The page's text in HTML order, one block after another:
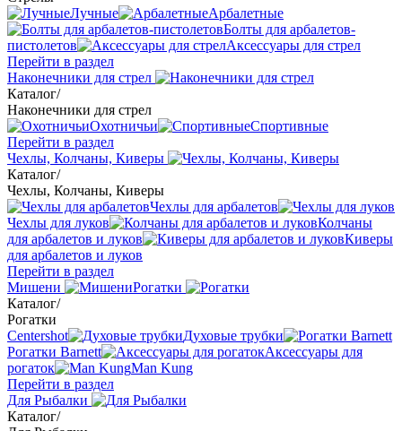
Лучные
Арбалетные
Болты для арбалетов-
пистолетов
Аксессуары для стрел
Перейти в раздел
Наконечники для стрел
Каталог/
Наконечники для стрел
Охотничьи
Спортивные
Перейти в раздел
Чехлы, Колчаны, Киверы
Каталог/
Чехлы, Колчаны, Киверы
Чехлы для арбалетов
Чехлы для луков
Колчаны
для арбалетов и луков
Киверы
для арбалетов и луков
Перейти в раздел
Мишени
Рогатки
Каталог/
Рогатки
Centershot
Духовые трубки
Рогатки Barnett
Аксессуары для
рогаток
Man Kung
Перейти в раздел
Для Рыбалки
Каталог/